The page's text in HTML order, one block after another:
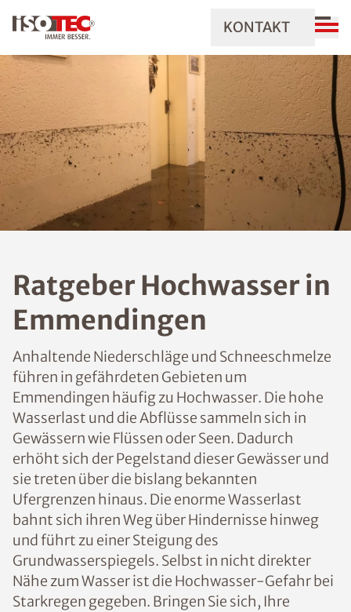
KONTAKT
Ratgeber Hochwasser in
Emmendingen
Anhaltende Niederschläge und Schneeschmelze
führen in gefährdeten Gebieten um
Emmendingen häufig zu Hochwasser. Die hohe
Wasserlast und die Abflüsse sammeln sich in
Gewässern wie Flüssen oder Seen. Dadurch
erhöht sich der Pegelstand dieser Gewässer und
sie treten über die bislang bekannten
Ufergrenzen hinaus. Die enorme Wasserlast
bahnt sich ihren Weg über Hindernisse hinweg
und führt zu einer Steigung des
Grundwasserspiegels. Selbst in nicht direkter
Nähe zum Wasser ist die Hochwasser-Gefahr bei
Starkregen gegeben. Bringen Sie sich, Ihre